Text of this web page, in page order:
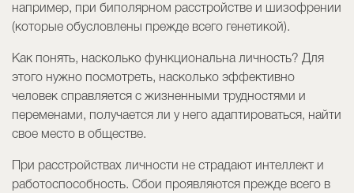
например, при биполярном расстройстве и шизофрении
(которые обусловлены прежде всего генетикой).
Как понять, насколько функциональна личность? Для
этого нужно посмотреть, насколько эффективно
человек справляется с жизненными трудностями и
переменами, получается ли у него адаптироваться, найти
свое место в обществе.
При расстройствах личности не страдают интеллект и
работоспособность. Сбои проявляются прежде всего в